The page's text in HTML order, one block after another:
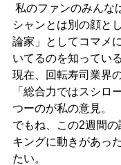
シャンとは別の顔と
論家」としてコマメ
いてるのを知ってい
現在、回転寿司業界
「総合力ではスシロ
つーのが私の意見。
でもね、この2週間
キングに動きがあっ
たい。